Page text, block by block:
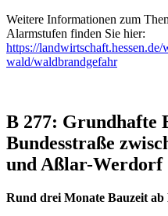
Weitere Informationen zum
Alarmstufen finden Sie hier:
https://
wald/waldbrandgefahr
B 277: Grundhafte
Bundesstraße
und Aßlar-Werdorf
Rund drei Monate Bauzeit ab